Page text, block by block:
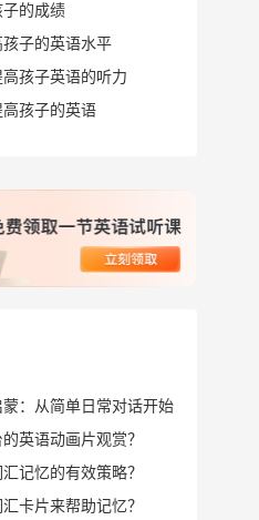
的成绩
子的英语水平
孩子英语的听力
孩子的英语
：从简单日常对话开始
英语动画片观赏？
记忆的有效策略？
卡片来帮助记忆？